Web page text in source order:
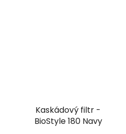
Kaskádový filtr -
BioStyle 180 Navy